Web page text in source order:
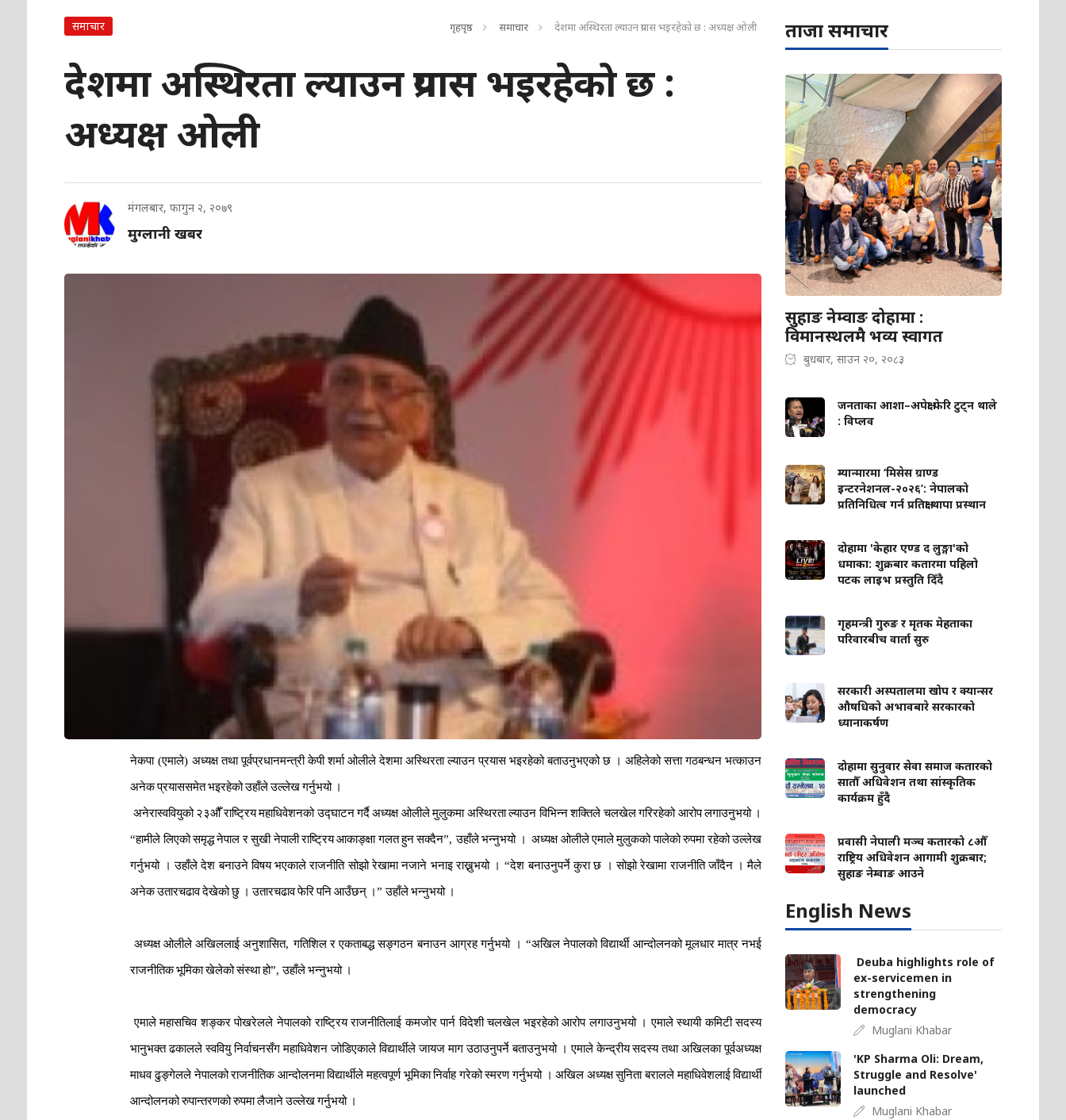
समाचार गृहपृष्ठ समाचार देशमा अस्थिरता ल्याउन प्रयास भइरहेको छ : अध्यक्ष ओली
देशमा अस्थिरता ल्याउन प्रयास भइरहेको छ :
अध्यक्ष ओली
मंगलबार, फागुन २, २०७९
मुग्लानी खबर
नेकपा(एमाले)अध्यक्ष तथा पूर्वप्रधानमन्त्री केपी शर्मा ओलीले देशमा अस्थिरता ल्याउन प्रयास भइरहेको बताउनुभएको छ । अहिलेको सत्ता गठबन्धन भत्काउन
अनेकप्रयाससमेतभइरहेकोउहाँले उल्लेख गर्नुभयो ।
अनेरास्ववियुको २३औँ राष्ट्रिय महाधिवेशनको उद्घाटन गर्दै अध्यक्ष ओलीले मुलुकमा अस्थिरता ल्याउन विभिन्न शक्तिले चलखेल गरिरहेको आरोप लगाउनुभयो ।
“हामीले लिएको समृद्ध नेपाल र सुखी नेपाली राष्ट्रिय आकाङ्क्षा गलत हुन सक्दैन”,उहाँले भन्नुभयो । अध्यक्ष ओलीले एमाले मुलुकको पालेको रुपमा रहेको उल्लेख
गर्नुभयो । उहाँले देश बनाउने विषय भएकाले राजनीति सोझो रेखामा नजाने भनाइ राख्नुभयो । “देश बनाउनुपर्ने कुरा छ । सोझो रेखामा राजनीति जाँदैन । मैले
अनेकउतारचढावदेखेकोछु । उतारचढावफेरि पनि आउँछन् ।”उहाँले भन्नुभयो ।
अध्यक्ष ओलीले अखिललाई अनुशासित,गतिशिल र एकताबद्ध सङ्गठन बनाउन आग्रह गर्नुभयो । “अखिल नेपालको विद्यार्थी आन्दोलनको मूलधार मात्र नभई
राजनीतिकभूमिकाखेलेकोसंस्थाहो”,उहाँले भन्नुभयो ।
एमाले महासचिव शङ्कर पोखरेलले नेपालको राष्ट्रिय राजनीतिलाई कमजोर पार्न विदेशी चलखेल भइरहेको आरोप लगाउनुभयो । एमाले स्थायी कमिटी सदस्य
भानुभक्त ढकालले स्ववियु निर्वाचनसँग महाधिवेशन जोडिएकाले विद्यार्थीले जायज माग उठाउनुपर्ने बताउनुभयो । एमाले केन्द्रीय सदस्य तथा अखिलका पूर्वअध्यक्ष
माधव ढुङ्गेलले नेपालको राजनीतिक आन्दोलनमा विद्यार्थीले महत्वपूर्ण भूमिका निर्वाह गरेको स्मरण गर्नुभयो । अखिल अध्यक्ष सुनिता बरालले महाधिवेशलाई विद्यार्थी
आन्दोलनकोरुपान्तरणकोरुपमालैजाने उल्लेख गर्नुभयो ।
ताजा समाचार
सुहाङ नेम्वाङ दोहामा :
विमानस्थलमै भव्य स्वागत
बुधबार, साउन २०, २०८३
जनताका आशा–अपेक्षा फेरि टुट्न थाले
: विप्लव
म्यान्मारमा ‘मिसेस ग्राण्ड
इन्टरनेशनल-२०२६’: नेपालको
प्रतिनिधित्व गर्न प्रतिक्षा थापा प्रस्थान
दोहामा 'केहार एण्ड द लुङ्गा'को
धमाका: शुक्रबार कतारमा पहिलो
पटक लाइभ प्रस्तुति दिँदै
गृहमन्त्री गुरुङ र मृतक मेहताका
परिवारबीच वार्ता सुरु
सरकारी अस्पतालमा खोप र क्यान्सर
औषधिको अभावबारे सरकारको
ध्यानाकर्षण
दोहामा सुनुवार सेवा समाज कतारको
सातौँ अधिवेशन तथा सांस्कृतिक
कार्यक्रम हुँदै
प्रवासी नेपाली मञ्च कतारको ८औँ
राष्ट्रिय अधिवेशन आगामी शुक्रबार;
सुहाङ नेम्वाङ आउने
English News
Deuba highlights role of
ex-servicemen in
strengthening
democracy
Muglani Khabar
'KP Sharma Oli: Dream,
Struggle and Resolve'
launched
Muglani Khabar